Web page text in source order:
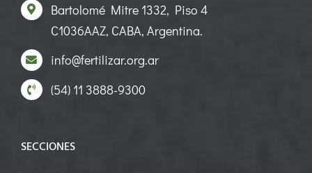
Bartolomé Mitre 1332, Piso 4
C1036AAZ, CABA, Argentina.
info@fertilizar.org.ar
(54) 11 3888-9300
SECCIONES